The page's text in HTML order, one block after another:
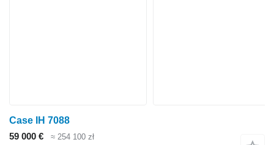
Case IH 7088
59 000 €
≈ 254 100 zł